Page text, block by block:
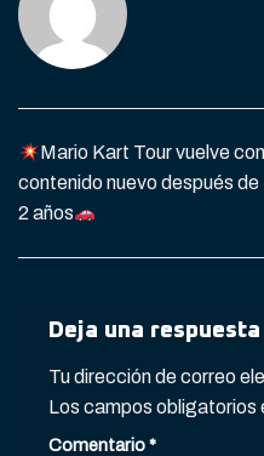
Mario Kart Tour vuelve con
contenido nuevo después de
2 años
Deja una respuesta
Tu dirección de correo
Los campos obligatorios
Comentario*